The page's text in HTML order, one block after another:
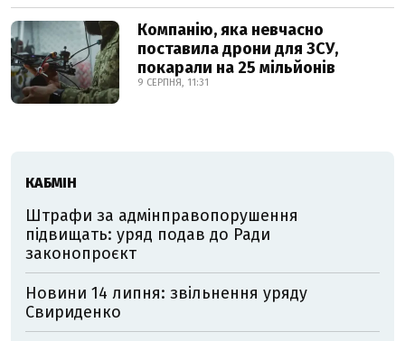
Компанію, яка невчасно
поставила дрони для ЗСУ,
покарали на 25 мільйонів
9 СЕРПНЯ, 11:31
КАБМІН
Штрафи за адмінправопорушення
підвищать: уряд подав до Ради
законопроєкт
Новини 14 липня: звільнення уряду
Свириденко